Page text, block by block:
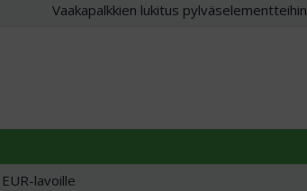
Vaakapalkkien lukitus pylväselementteihin
lavoille